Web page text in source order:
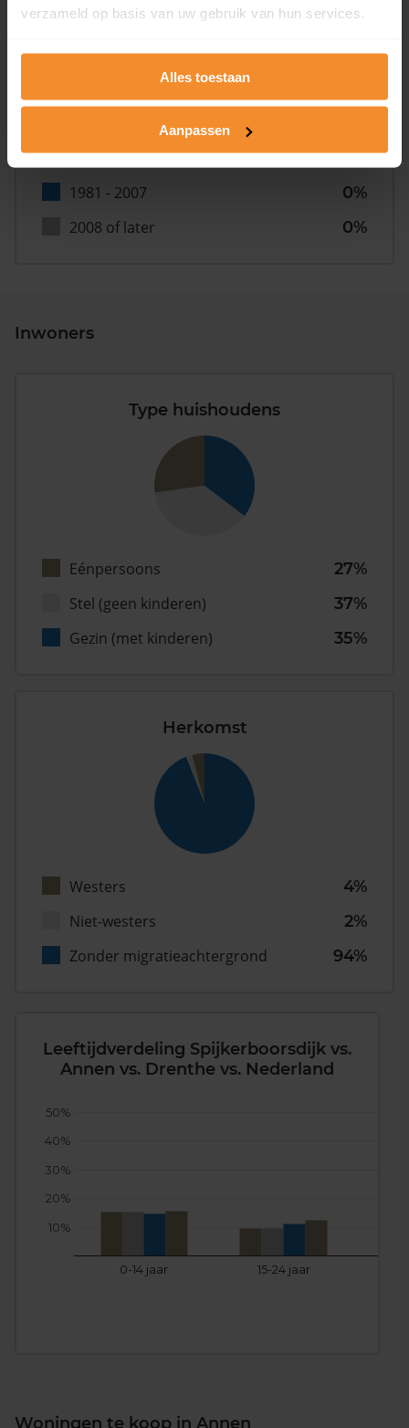
verzameld op basis van uw gebruik van hun services.
Alles toestaan
Aanpassen
1946 - 1980
59%
1981 - 2007
0%
2008 of later
0%
Inwoners
Type huishoudens
Eénpersoons
27%
Stel (geen kinderen)
37%
Gezin (met kinderen)
35%
Herkomst
Westers
4%
Niet-westers
2%
Zonder migratieachtergrond
94%
Leeftijdverdeling Spijkerboorsdijk vs.
Annen vs. Drenthe vs. Nederland
0-14 jaar 15-24 jaar
10%
20%
30%
40%
50%
Woningen te koop in Annen